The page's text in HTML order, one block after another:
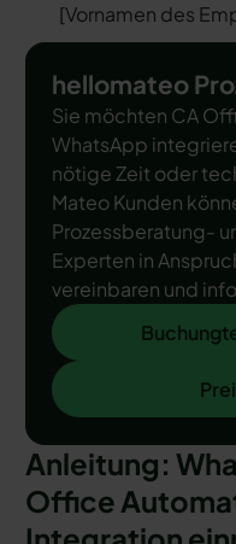
[Vornamen des
hellomateo
Sie möchten CA
WhatsApp
nötige Zeit oder
Mateo Kunden
Prozessberatung-
Experten in
vereinbaren und
Buchungtermin
Preise ansehen
Anleitung:
Office